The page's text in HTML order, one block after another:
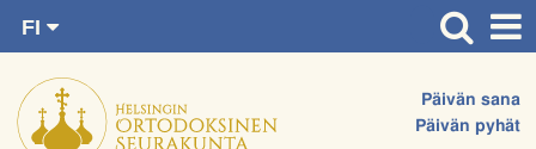
suoraan
sisältöön.
Päivän sana
Päivän pyhät
FI
SV
EN
UA
Etusivu
Ajankohtaista